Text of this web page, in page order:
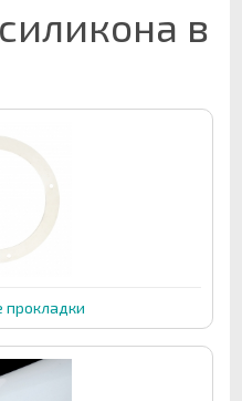
в
прокладки